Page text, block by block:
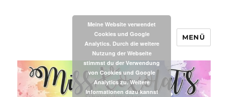
MissXoxolat's
MENÜ
Meine Website verwendet
Cookies und Google
Analytics. Durch die weitere
Nutzung der Webseite
stimmst du der Verwendung
von Cookies und Google
Analytics zu. Weitere
Informationen dazu kannst